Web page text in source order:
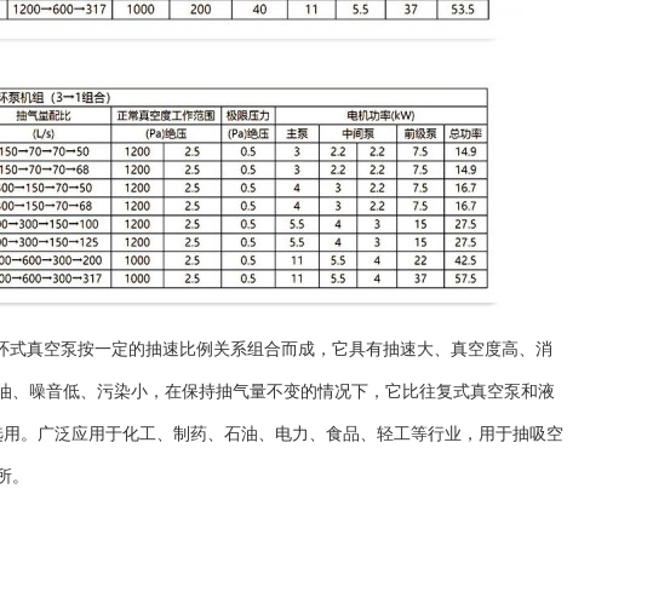
真空泵按一定的抽速比例关系组合而成，它具有抽速大、真空度高、消
噪音低、污染小，在保持抽气量不变的情况下，它比往复式真空泵和液
。广泛应用于化工、制药、石油、电力、食品、轻工等行业，用于抽吸空